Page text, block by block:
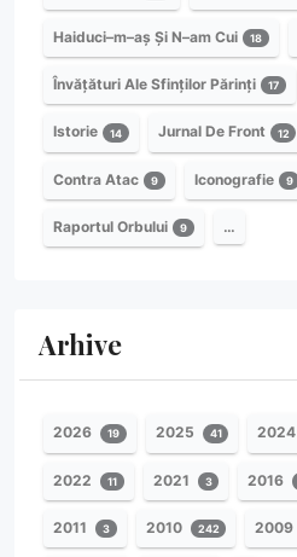
Haiduci–m–aș Și N–am Cui 18
Învățături Ale Sfinților Părinți 17
Istorie 14 Jurnal De Front 12
Contra Atac 9 Iconografie 9
Raportul Orbului 9 …
Arhive
2026 19 2025 41 2024
2022 11 2021 3 2016
2011 3 2010 242 2009